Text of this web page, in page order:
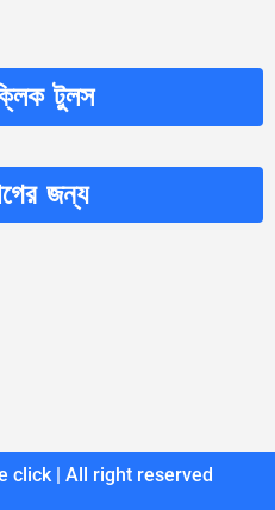
টুলস
জন্য
click | All right reserved